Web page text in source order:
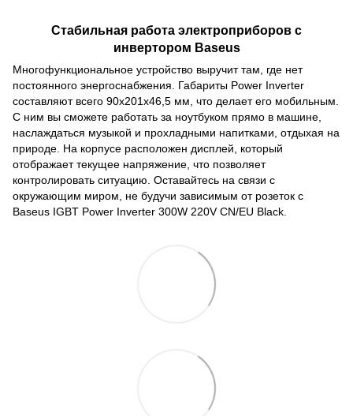
Стабильная работа электроприборов с
инвертором Baseus
Многофункциональное устройство выручит там, где нет
постоянного энергоснабжения. Габариты Power Inverter
составляют всего 90x201x46,5 мм, что делает его мобильным.
С ним вы сможете работать за ноутбуком прямо в машине,
наслаждаться музыкой и прохладными напитками, отдыхая на
природе. На корпусе расположен дисплей, который
отображает текущее напряжение, что позволяет
контролировать ситуацию. Оставайтесь на связи с
окружающим миром, не будучи зависимым от розеток с
Baseus IGBT Power Inverter 300W 220V CN/EU Black.